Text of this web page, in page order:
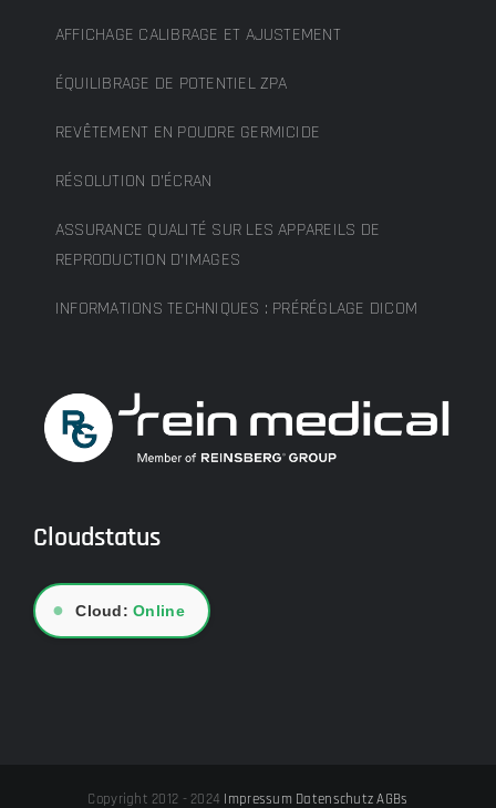
AFFICHAGE CALIBRAGE ET AJUSTEMENT
ÉQUILIBRAGE DE POTENTIEL ZPA
REVÊTEMENT EN POUDRE GERMICIDE
RÉSOLUTION D’ÉCRAN
ASSURANCE QUALITÉ SUR LES APPAREILS DE
REPRODUCTION D’IMAGES
INFORMATIONS TECHNIQUES : PRÉRÉGLAGE DICOM
Cloudstatus
● Cloud:Online
Copyright 2012 - 2024 Impressum Datenschutz AGBs